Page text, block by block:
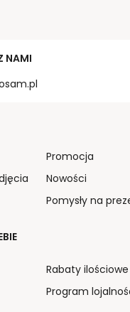
NAMI
Promocja
Nowości
Pomysły na
Rabaty ilościowe
Program